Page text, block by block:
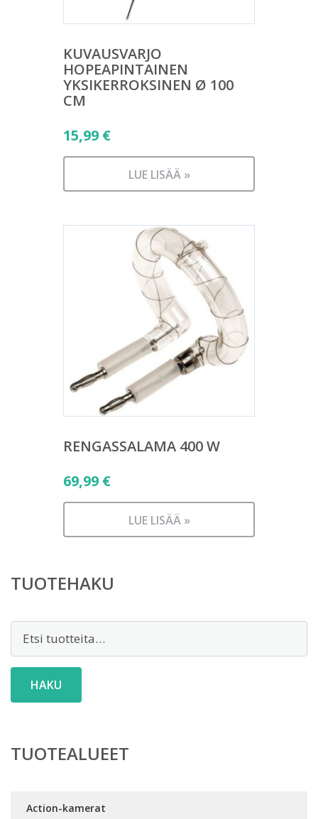
KUVAUSVARJO
HOPEAPINTAINEN
YKSIKERROKSINEN Ø 100
CM
15,99 €
LUE LISÄÄ »
RENGASSALAMA 400 W
69,99 €
LUE LISÄÄ »
TUOTEHAKU
Etsi:
HAKU
TUOTEALUEET
Action-kamerat